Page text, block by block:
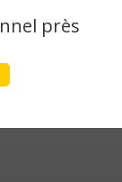
près